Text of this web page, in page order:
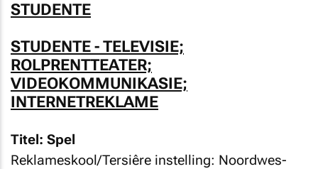
STUDENTE
STUDENTE - TELEVISIE;
ROLPRENTTEATER;
VIDEOKOMMUNIKASIE;
INTERNETREKLAME
Titel: Spel
Reklameskool/Tersiêre instelling: Noordwes-